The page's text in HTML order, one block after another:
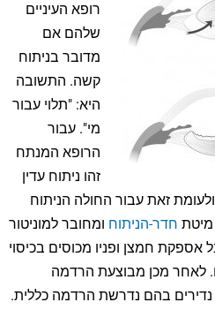
רופא העיניים
שלהם אם
מדובר בניתוח
קשה. התשובה
היא: "תלוי עבור
מי". עבור
הרופא המנתח
זהו ניתוח עדין
ולעומת זאת עבור החולה הניתוח
מיטת חדר-הניתוח ומחובר למוניטור
חמצן ופניו מכוסים בכיסוי
לאחר מכן מבוצעת הרדמה
בהם נדרשת הרדמה כללית.